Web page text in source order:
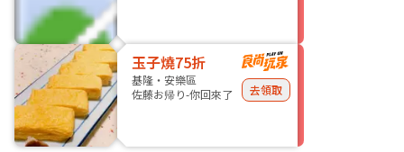
玉子燒75折
基隆・安樂區
佐藤お帰り-你回來了
去領取